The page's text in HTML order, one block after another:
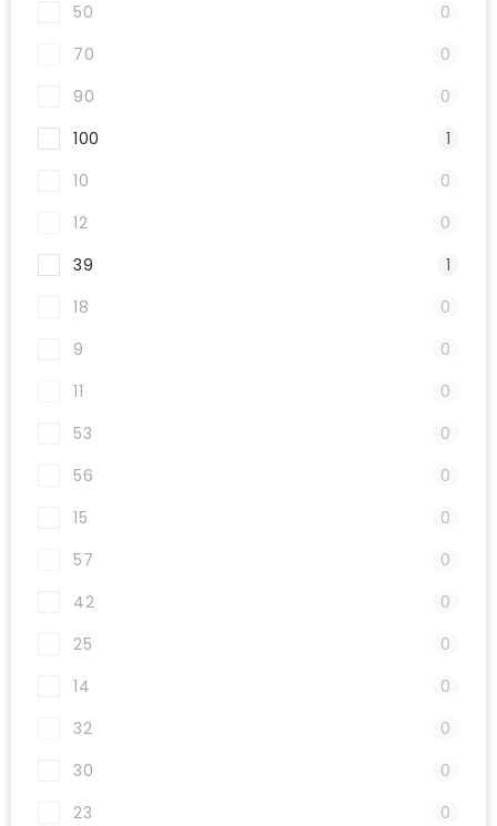
50
0
70
0
90
0
100
1
10
0
12
0
39
1
18
0
9
0
11
0
53
0
56
0
15
0
57
0
42
0
25
0
14
0
32
0
30
0
23
0